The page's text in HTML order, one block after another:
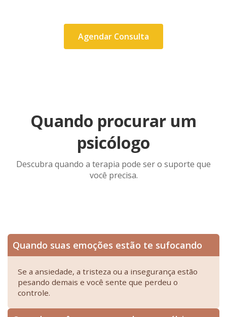
Agendar Consulta
Quando procurar um
psicólogo
Descubra quando a terapia pode ser o suporte que
você precisa.
Quando suas emoções estão te sufocando
Se a ansiedade, a tristeza ou a insegurança estão
pesando demais e você sente que perdeu o
controle.